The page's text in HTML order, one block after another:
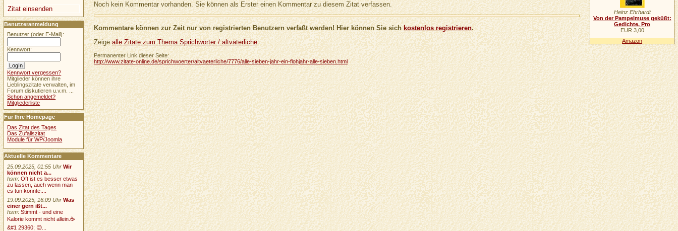
Noch kein Kommentar vorhanden. Sie können als Erster einen Kommentar zu diesem Zitat verfassen.
Kommentare können zur Zeit nur von registrierten Benutzern verfaßt werden! Hier können Sie sichkostenlos registrieren.
Zeigealle Zitate zum Thema Sprichwörter / altväterliche
Permanenter Link dieser Seite:
http://www.zitate-online.de/sprichwoerter/altvaeterliche/7776/alle-sieben-jahr-ein-flohjahr-alle-sieben.html
Heinz Ehrhardt
Von der Pampelmuse geküßt:
Gedichte, Pro
EUR 3,00
Amazon
Zitat einsenden
Benutzeranmeldung
Benutzer (oder E-Mail):
Kennwort:
Kennwort vergessen?
Mitglieder können ihre
Lieblingszitate verwalten, im
Forum diskutieren u.v.m. ...
Schon angemeldet?
Mitgliederliste
Für Ihre Homepage
Das Zitat des Tages
Das Zufallszitat
Module für WP/Joomla
Aktuelle Kommentare
25.09.2025, 01:55 Uhr Wir
können nicht a...
hsm:Oft ist es besser etwas
zu lassen, auch wenn man
es tun könnte....
19.09.2025, 16:09 Uhr Was
einer gern ißt...
hsm:Stimmt - und eine
Kalorie kommt nicht allein.☕
&#1 29360; 🙃...